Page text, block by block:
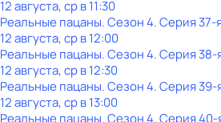
12 августа, ср в 11:30
Реальные пацаны. Сезон 4. Серия 37-
12 августа, ср в 12:00
Реальные пацаны. Сезон 4. Серия 38-
12 августа, ср в 12:30
Реальные пацаны. Сезон 4. Серия 39-
12 августа, ср в 13:00
Реальные пацаны. Сезон 4. Серия 40-